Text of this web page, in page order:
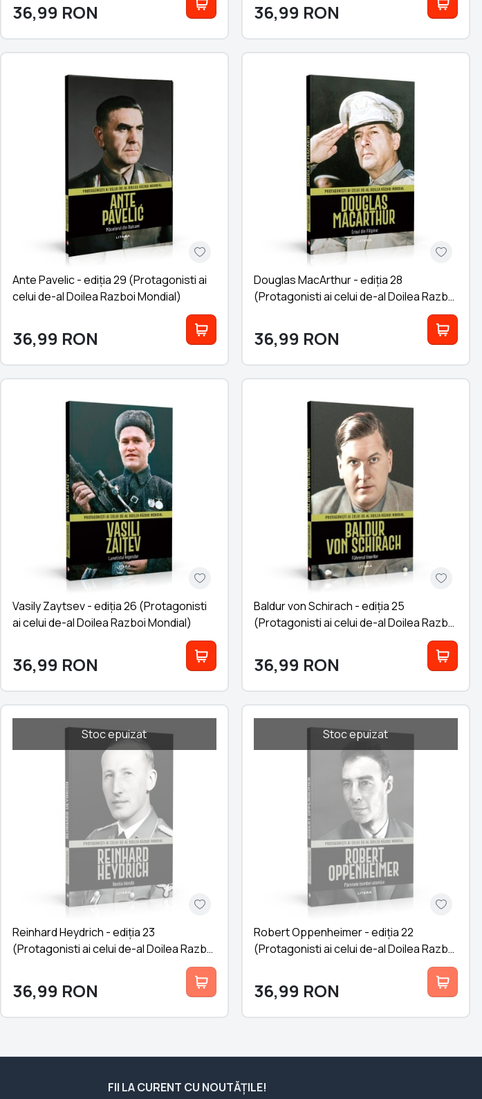
36,99 RON 36,99 RON
Ante Pavelic - ediția 29 (Protagonisti ai
celui de-al Doilea Razboi Mondial)
36,99 RON
Douglas MacArthur - ediția 28
(Protagonisti ai celui de-al Doilea Razboi
36,99 RON
Vasily Zaytsev - ediția 26 (Protagonisti
ai celui de-al Doilea Razboi Mondial)
36,99 RON
Baldur von Schirach - ediția 25
(Protagonisti ai celui de-al Doilea Razboi
36,99 RON
Stoc epuizat
Reinhard Heydrich - ediția 23
(Protagonisti ai celui de-al Doilea Razboi
36,99 RON
Stoc epuizat
Robert Oppenheimer - ediția 22
(Protagonisti ai celui de-al Doilea Razboi
36,99 RON
FII LA CURENT CU NOUTĂȚILE!